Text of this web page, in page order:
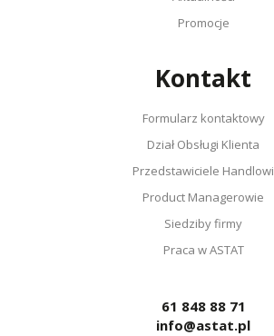
Promocje
Kontakt
Formularz kontaktowy
Dział Obsługi Klienta
Przedstawiciele Handlowi
Product Managerowie
Siedziby firmy
Praca w ASTAT
61 848 88 71
info@astat.pl